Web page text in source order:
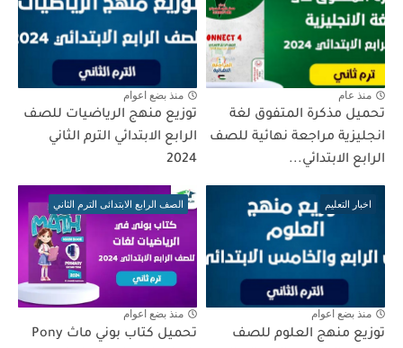
منذ عام
تحميل مذكرة المتفوق لغة
انجليزية مراجعة نهائية للصف
الرابع الابتدائي...
منذ بضع اعوام
توزيع منهج الرياضيات للصف
الرابع الابتدائي الترم الثاني
2024
اخبار التعليم
منذ بضع اعوام
توزيع منهج العلوم للصف
الصف الرابع الابتدائى الترم الثاني
منذ بضع اعوام
تحميل كتاب بوني ماث Pony